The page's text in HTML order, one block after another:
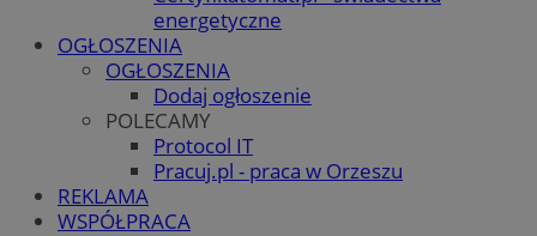
energetyczne
OGŁOSZENIA
OGŁOSZENIA
Dodaj ogłoszenie
POLECAMY
Protocol IT
Pracuj.pl - praca w Orzeszu
REKLAMA
WSPÓŁPRACA